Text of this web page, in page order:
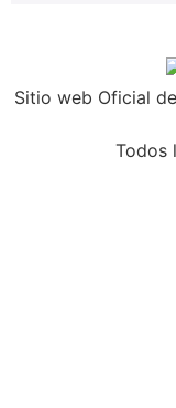
Sitio web Oficial
Todos